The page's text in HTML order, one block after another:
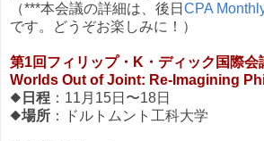
（***本会議の詳細は、後日 CPA
です。どうぞお楽しみに！）
第1回フィリップ・K・ディック国際会
Worlds Out of Joint: Re-Imagining
◆ 日程 ：11月15日〜18日
◆場所 ：ドルトムント工科大学